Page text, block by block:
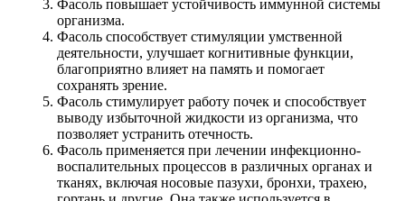
Фасоль повышает устойчивость иммунной системы
организма.
Фасоль способствует стимуляции умственной
деятельности, улучшает когнитивные функции,
благоприятно влияет на память и помогает
сохранять зрение.
Фасоль стимулирует работу почек и способствует
выводу избыточной жидкости из организма, что
позволяет устранить отечность.
Фасоль применяется при лечении инфекционно-
воспалительных процессов в различных органах и
тканях, включая носовые пазухи, бронхи, трахею,